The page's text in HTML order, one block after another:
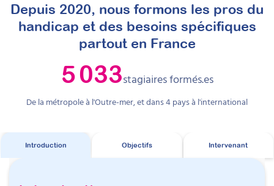
Depuis 2020, nous formons les pros du
handicap et des besoins spécifiques
partout en France
5 033stagiaires formés.es
De la métropole à l'Outre-mer, et dans4pays à l'international
Introduction Objectifs Intervenant